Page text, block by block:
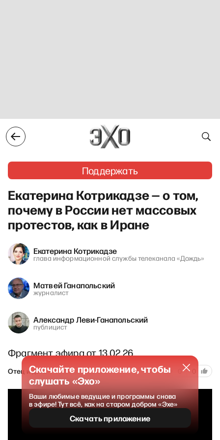
Поддержать
Екатерина Котрикадзе — о том,
почему в России нет массовых
протестов, как в Иране
Екатерина Котрикадзе
глава информационной службы телеканала «Дождь»
Матвей Ганапольский
журналист
Александр Леви-Ганапольский
публицист
Фрагмент эфира от 13.02.26
Отец и дети 14 февраля 2026 73
Скачайте приложение, чтобы
слушать «Эхо»
Ваши любимые ведущие и программы снова
в эфире! Тут всё, как на старом добром «Эхе»
Скачать приложение